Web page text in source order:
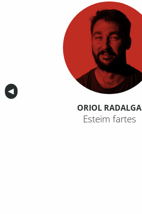
Anterior
◀︎
ORIOL RADALGA
Esteim fartes